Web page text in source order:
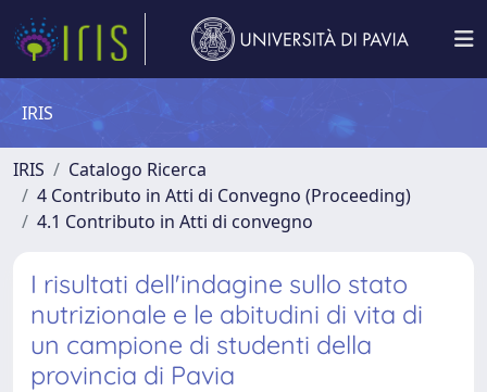
IRIS
IRIS
Catalogo Ricerca
4 Contributo in Atti di Convegno (Proceeding)
4.1 Contributo in Atti di convegno
I risultati dell'indagine sullo stato
nutrizionale e le abitudini di vita di
un campione di studenti della
provincia di Pavia